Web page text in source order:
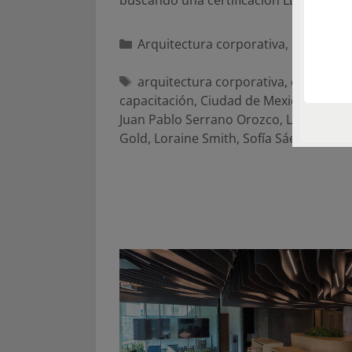
Categorías
Arquitectura corporativa,
Etiquetas
arquitectura corporativa, centro de
capacitación, Ciudad de Mexico
Juan Pablo Serrano Orozco, LEED
Gold, Loraine Smith, Sofía Sáenz